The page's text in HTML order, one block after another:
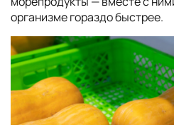
организме гораздо быстрее.